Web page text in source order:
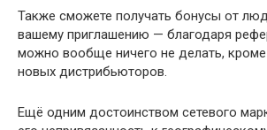
Также сможете получать бонусы от
вашему приглашению — благодаря
можно вообще ничего не делать, кроме
новых дистрибьюторов.
Ещё одним достоинством сетевого